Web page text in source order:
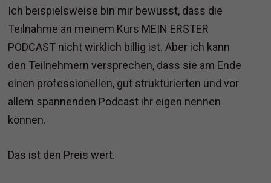
Ich beispielsweise bin mir bewusst, dass die
Teilnahme an meinem Kurs MEIN ERSTER
PODCAST nicht wirklich billig ist. Aber ich kann
den Teilnehmern versprechen, dass sie am Ende
einen professionellen, gut strukturierten und vor
allem spannenden Podcast ihr eigen nennen
können.
Das ist den Preis wert.